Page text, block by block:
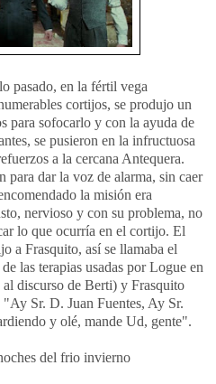
pasado, en la fértil vega
cortijos, se produjo un
para sofocarlo y con la ayuda de
se pusieron en la infructuosa
a la cercana Antequera.
para dar la voz de alarma, sin caer
la misión era
nervioso y con su problema, no
lo que ocurría en el cortijo. El
a Frasquito, así se llamaba el
las terapias usadas por Logue en
discurso de Berti) y Frasquito
Sr. D. Juan Fuentes, Ay Sr.
y olé, mande Ud, gente".
del frio invierno